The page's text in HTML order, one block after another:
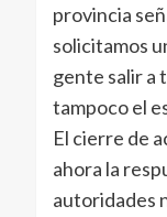
provincia
solicitamos
gente salir a
tampoco el
El cierre de
ahora la
autoridades